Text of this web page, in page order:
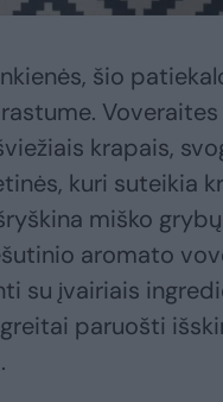
šio
Voveraites
krapais,
kuri suteikia
miško grybų
aromato
su įvairiais
paruošti